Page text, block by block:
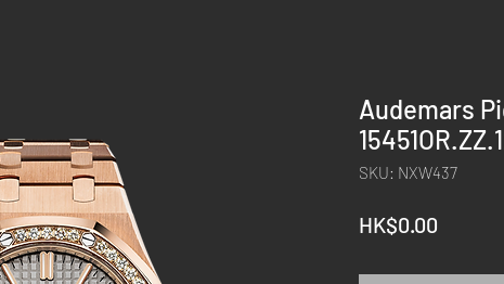
Audemars
SKU: NXW437
HK$0.00